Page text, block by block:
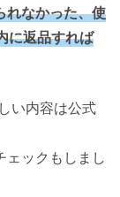
れなかった、使
に返品すれば
い内容は公式
ェックもしまし